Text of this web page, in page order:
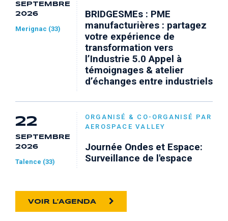
SEPTEMBRE
2026
Merignac (33)
BRIDGESMEs : PME
manufacturières : partagez
votre expérience de
transformation vers
l’Industrie 5.0 Appel à
témoignages & atelier
d’échanges entre industriels
22
SEPTEMBRE
2026
Talence (33)
ORGANISÉ & CO-ORGANISÉ PAR
AEROSPACE VALLEY
Journée Ondes et Espace:
Surveillance de l'espace
VOIR L’AGENDA